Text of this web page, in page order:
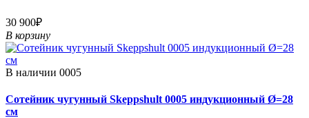
30 900₽
В корзину
В наличии 0005
Сотейник чугунный Skeppshult 0005 индукционный Ø=28
см